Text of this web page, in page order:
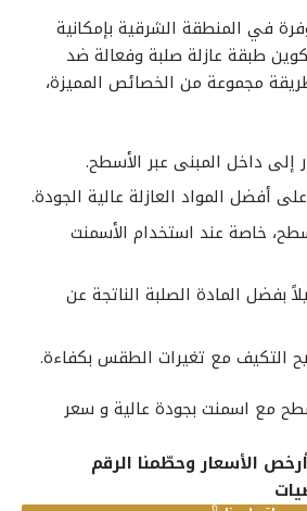
في المنطقة الشرقية بإمكانية
طبقة عازلة صلبة وفعالة ضد
مجموعة من الخصائص المميزة،
إلى داخل المبنى عبر الأسطح.
أفضل المواد العازلة عالية الجودة.
خاصة عند استخدام الأسمنت
بفضل المادة الصلبة الناتجة عن
التكيف مع تغيرات الطقس بكفاءة.
مع اسمنت بجودة عالية و سعر
الأسعار وحطّمنا الرقم